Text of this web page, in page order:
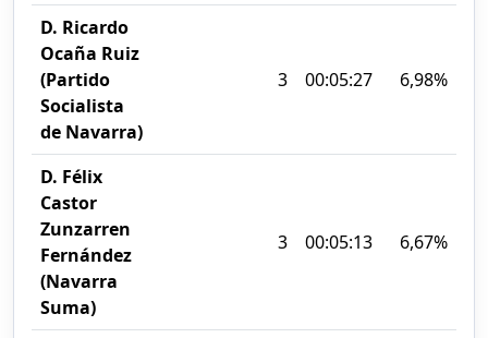
D. Ricardo
Ocaña Ruiz
(Partido
Socialista
de Navarra)
3 00:05:27 6,98%
D. Félix
Castor
Zunzarren
Fernández
(Navarra
Suma)
3 00:05:13 6,67%